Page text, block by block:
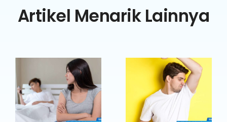
Artikel Menarik Lainnya